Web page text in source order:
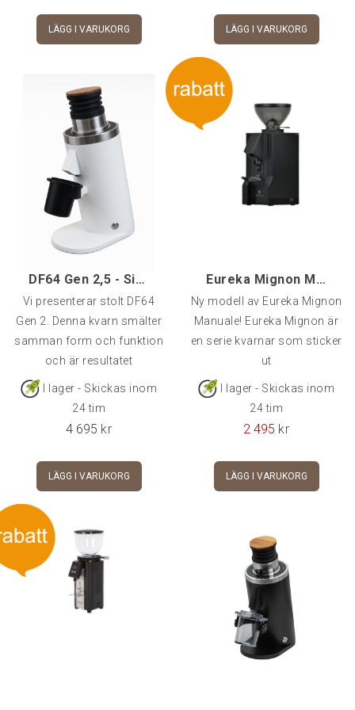
LÄGG I VARUKORG LÄGG I VARUKORG
DF64 Gen 2,5 - Single Dose Kaffekvarn - Vit
Vi presenterar stolt DF64
Gen 2. Denna kvarn smälter
samman form och funktion
och är resultatet
I lager - Skickas inom
24 tim
4 695 kr
LÄGG I VARUKORG
Eureka Mignon Manuale
Ny modell av Eureka Mignon
Manuale! Eureka Mignon är
en serie kvarnar som sticker
ut
I lager - Skickas inom
24 tim
2 495 kr
LÄGG I VARUKORG